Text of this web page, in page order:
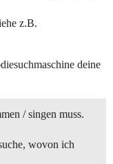
z.B.
deine
/ singen muss.
wovon ich